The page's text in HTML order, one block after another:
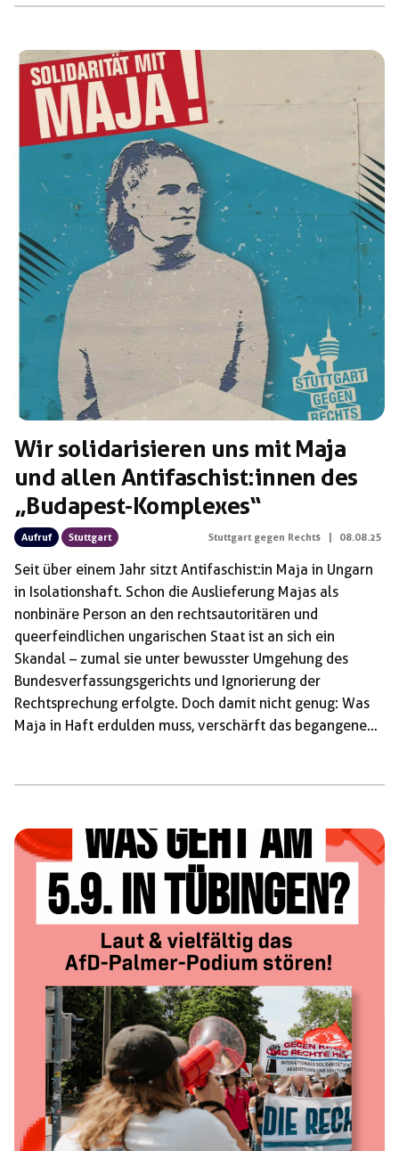
Ludwigshafen-Maudach. Ihr Aufruf erfährt auf den
Social-Media-Kanälen der AfD bundesweit Resonanz. Das
OAT Ludwigshafen ruft zu Gegenprotesten auf – wir
schließen uns an! Wir wissen: Die […]
Wir solidarisieren uns mit Maja
und allen Antifaschist:innen des
„Budapest-Komplexes“
Aufruf Stuttgart Stuttgart gegen Rechts | 08.08.25
Seit über einem Jahr sitzt Antifaschist:in Maja in Ungarn
in Isolationshaft. Schon die Auslieferung Majas als
nonbinäre Person an den rechtsautoritären und
queerfeindlichen ungarischen Staat ist an sich ein
Skandal – zumal sie unter bewusster Umgehung des
Bundesverfassungsgerichts und Ignorierung der
Rechtsprechung erfolgte. Doch damit nicht genug: Was
Maja in Haft erdulden muss, verschärft das begangene
menschenfeindlichen Effekte der andauernden
Isolationshaft, die an sich bereits als eine Form der Folter
gilt. Trotz Hungerstreik und internationalem Druck haben
sich die Bedingungen, unter denen Maja inhaftiert ist,
kaum verbessert. […]